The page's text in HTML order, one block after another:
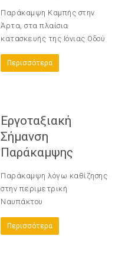
Παράκαμψη Καμπής στην
Άρτα, στα πλαίσια
κατασκευής της Ιόνιας Οδού
Περισσότερα
Εργοταξιακή
Σήμανση
Παράκαμψης
Παράκαμψη λόγω καθίζησης
στην περιμετρική
Ναυπάκτου
Περισσότερα